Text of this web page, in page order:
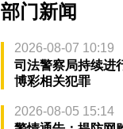
部门新闻
2026-08-07 10:19
司法警察局持续进
博彩相关犯罪
2026-08-05 15:14